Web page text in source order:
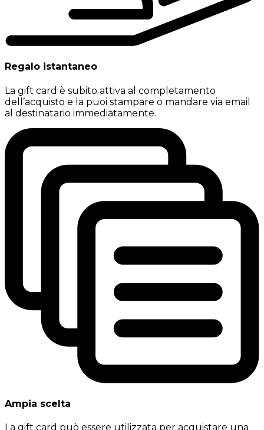
Regalo istantaneo
La gift card è subito attiva al completamento
dell’acquisto e la puoi stampare o mandare via email
al destinatario immediatamente.
Ampia scelta
La gift card può essere utilizzata per acquistare una